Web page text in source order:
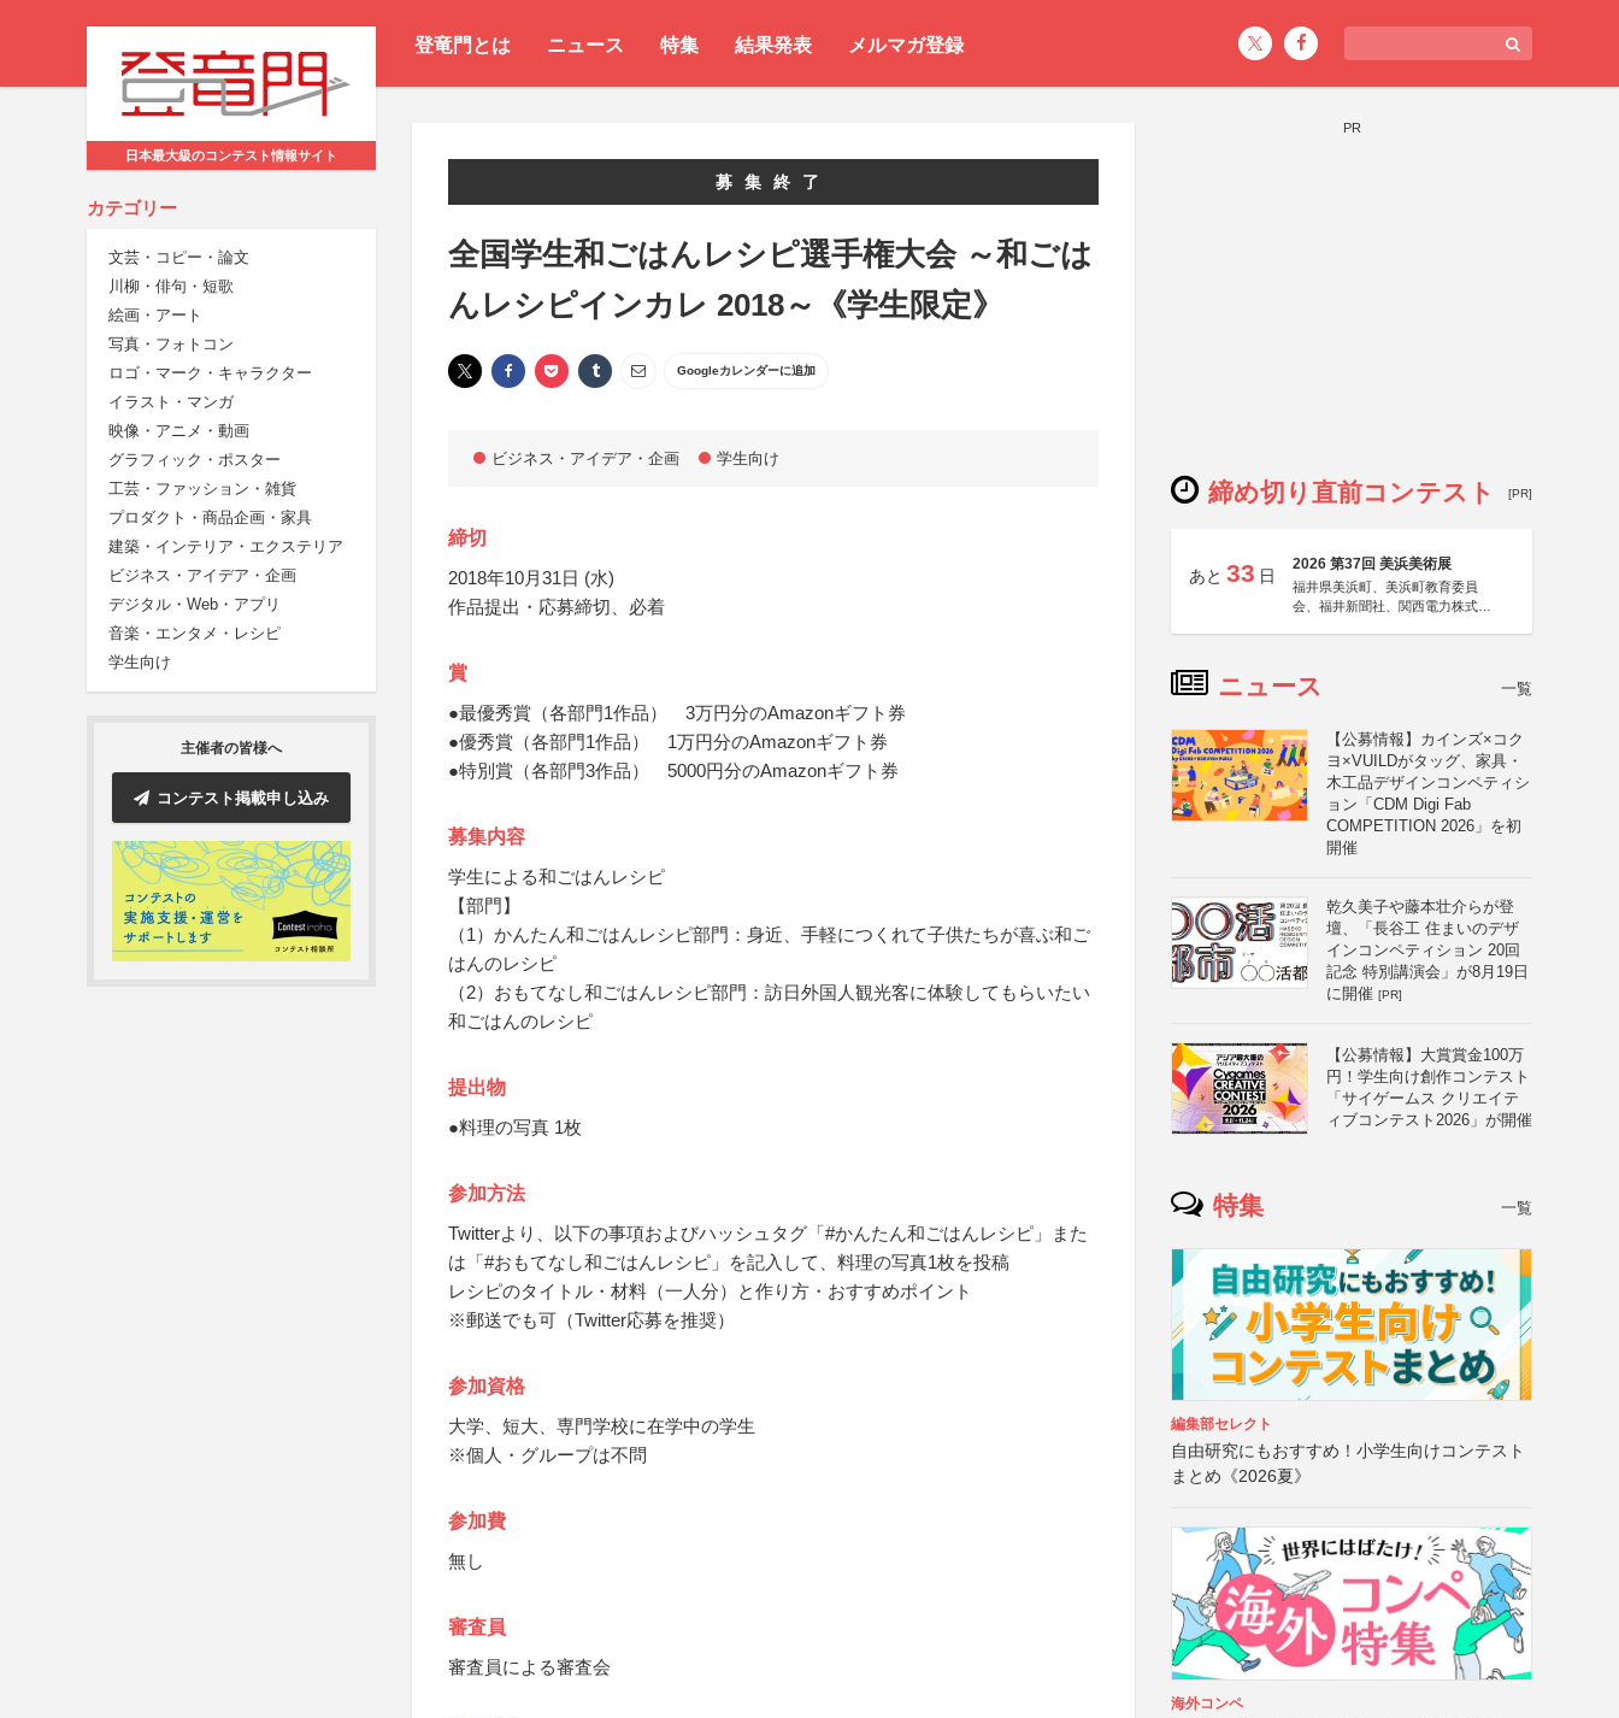
登竜門とは ニュース 特集 結果発表 メルマガ登録
日本最大級のコンテスト情報サイト
カテゴリー
文芸・コピー・論文
川柳・俳句・短歌
絵画・アート
写真・フォトコン
ロゴ・マーク・キャラクター
イラスト・マンガ
映像・アニメ・動画
グラフィック・ポスター
工芸・ファッション・雑貨
プロダクト・商品企画・家具
建築・インテリア・エクステリア
ビジネス・アイデア・企画
デジタル・Web・アプリ
音楽・エンタメ・レシピ
学生向け
主催者の皆様へ
コンテスト掲載申し込み
募集終了
全国学生和ごはんレシピ選手権大会 ～和ごは
んレシピインカレ 2018～《学生限定》
Googleカレンダーに追加
ビジネス・アイデア・企画 学生向け
締切
2018年10月31日 (水)
作品提出・応募締切、必着
賞
●最優秀賞（各部門1作品） 3万円分のAmazonギフト券
●優秀賞（各部門1作品） 1万円分のAmazonギフト券
●特別賞（各部門3作品） 5000円分のAmazonギフト券
募集内容
学生による和ごはんレシピ
【部門】
（1）かんたん和ごはんレシピ部門：身近、手軽につくれて子供たちが喜ぶ和ご
はんのレシピ
（2）おもてなし和ごはんレシピ部門：訪日外国人観光客に体験してもらいたい
和ごはんのレシピ
提出物
●料理の写真 1枚
参加方法
Twitterより、以下の事項およびハッシュタグ「#かんたん和ごはんレシピ」また
は「#おもてなし和ごはんレシピ」を記入して、料理の写真1枚を投稿
レシピのタイトル・材料（一人分）と作り方・おすすめポイント
※郵送でも可（Twitter応募を推奨）
参加資格
大学、短大、専門学校に在学中の学生
※個人・グループは不問
参加費
無し
審査員
審査員による審査会
PR
締め切り直前コンテスト [PR]
あと 33 日
2026 第37回 美浜美術展
福井県美浜町、美浜町教育委員
会、福井新聞社、関西電力株式会
ニュース 一覧
【公募情報】カインズ×コク
ヨ×VUILDがタッグ、家具・
木工品デザインコンペティシ
ョン「CDM Digi Fab
COMPETITION 2026」を初
開催
乾久美子や藤本壮介らが登
壇、「長谷工 住まいのデザ
インコンペティション 20回
記念 特別講演会」が8月19日
に開催 [PR]
【公募情報】大賞賞金100万
円！学生向け創作コンテスト
「サイゲームス クリエイテ
ィブコンテスト2026」が開催
特集 一覧
編集部セレクト
自由研究にもおすすめ！小学生向けコンテスト
まとめ《2026夏》
海外コンペ